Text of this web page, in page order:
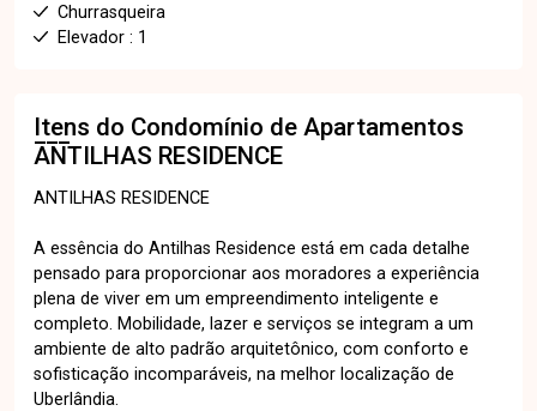
Churrasqueira
Elevador : 1
Itens do Condomínio de Apartamentos
ANTILHAS RESIDENCE
ANTILHAS RESIDENCE
A essência do Antilhas Residence está em cada detalhe
pensado para proporcionar aos moradores a experiência
plena de viver em um empreendimento inteligente e
completo. Mobilidade, lazer e serviços se integram a um
ambiente de alto padrão arquitetônico, com conforto e
sofisticação incomparáveis, na melhor localização de
Uberlândia.